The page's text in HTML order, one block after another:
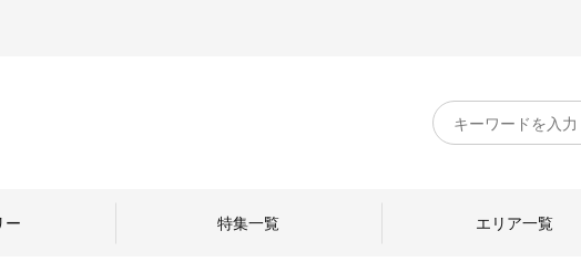
キ
ー
ー 特集一覧 エリア一覧